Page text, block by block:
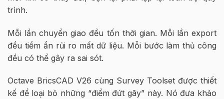
trình.
Mỗi lần chuyển giao đều tốn thời gian. Mỗi lần export
đều tiềm ẩn rủi ro mất dữ liệu. Mỗi bước làm thủ công
đều có thể gây ra sai sót.
Octave BricsCAD V26 cùng Survey Toolset được thiết
kế để loại bỏ những “điểm đứt gãy” này. Nó đưa khảo